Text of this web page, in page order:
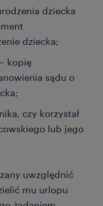
dziecka
dziecka;
kopię
sądu o
czy korzystał
lub jego
uwzględnić
mu urlopu